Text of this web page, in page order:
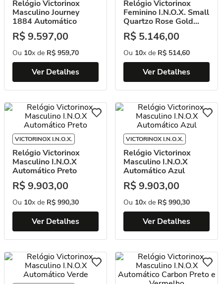
Relógio Victorinox
Masculino Journey
1884 Automático
R$9.597,00
Ou 10x de R$ 959,70
Ver Detalhes
Relógio Victorinox
Feminino I.N.O.X. Small
Quartzo Rose Gold
Azul
R$ 5.146,00
Ou 10x de R$ 514,60
Ver Detalhes
VICTORINOX I.N.O.X.
Relógio Victorinox
Masculino I.N.O.X
Automático Preto
R$9.903,00
Ou 10x de R$ 990,30
Ver Detalhes
VICTORINOX I.N.O.X.
Relógio Victorinox
Masculino I.N.O.X
Automático Azul
R$9.903,00
Ou 10x de R$ 990,30
Ver Detalhes